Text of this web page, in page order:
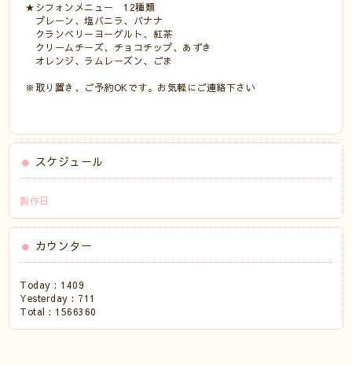
★シフォンメニュー 12種類
プレーン、塩バニラ、バナナ
クランベリーヨーグルト、紅茶
クリームチーズ、チョコチップ、あずき
オレンジ、ラムレーズン、ごま
※取り置き、ご予約OKです。お気軽にご連絡下さい
スケジュール
製作日
カウンター
Today : 1409
Yesterday : 711
Total : 1566360